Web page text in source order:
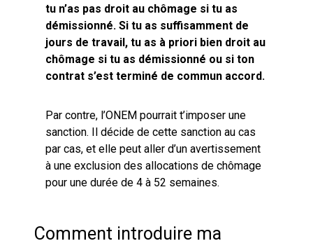
tu n’as pas droit au chômage si tu as
démissionné. Si tu as suffisamment de
jours de travail, tu as à priori bien droit au
chômage si tu as démissionné ou si ton
contrat s’est terminé de commun accord.
Par contre, l’ONEM pourrait t’imposer une
sanction. Il décide de cette sanction au cas
par cas, et elle peut aller d’un avertissement
à une exclusion des allocations de chômage
pour une durée de 4 à 52 semaines.
Comment introduire ma